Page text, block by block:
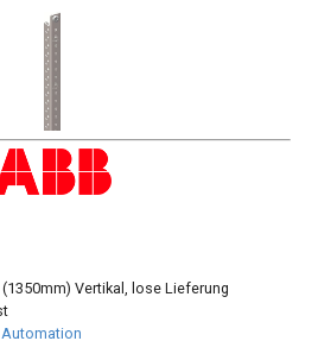
(1350mm) Vertikal, lose Lieferung
Automation